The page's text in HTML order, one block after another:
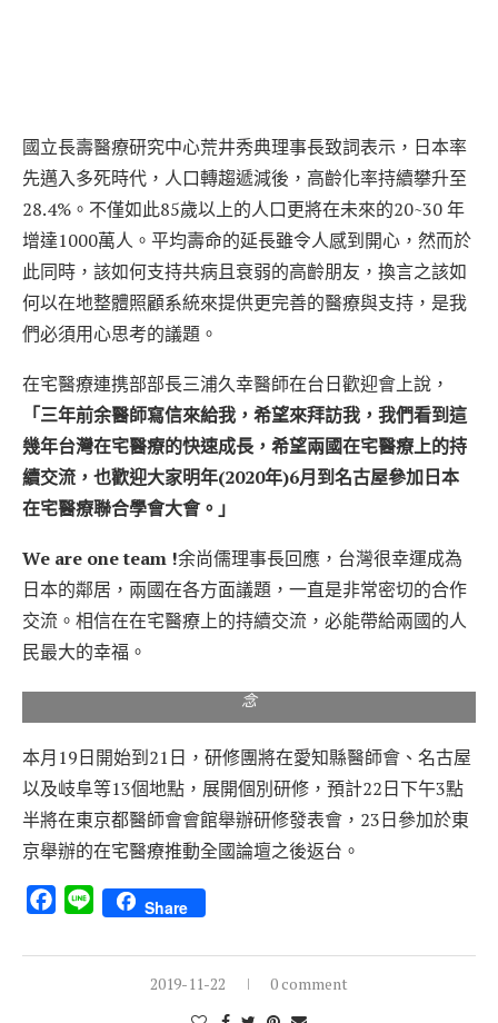
國立長壽醫療研究中心荒井秀典理事長致詞表示，日本率
先邁入多死時代，人口轉趨遞減後，高齡化率持續攀升至
28.4%。不僅如此85歲以上的人口更將在未來的20~30 年
增達1000萬人。平均壽命的延長雖令人感到開心，然而於
此同時，該如何支持共病且衰弱的高齡朋友，換言之該如
何以在地整體照顧系統來提供更完善的醫療與支持，是我
們必須用心思考的議題。
在宅醫療連携部部長三浦久幸醫師在台日歡迎會上說，
「三年前余醫師寫信來給我，希望來拜訪我，我們看到這
幾年台灣在宅醫療的快速成長，希望兩國在宅醫療上的持
續交流，也歡迎大家明年(2020年)6月到名古屋參加日本
在宅醫療聯合學會大會。」
We are one team !余尚儒理事長回應，台灣很幸運成為
日本的鄰居，兩國在各方面議題，一直是非常密切的合作
交流。相信在在宅醫療上的持續交流，必能帶給兩國的人
民最大的幸福。
念
本月19日開始到21日，研修團將在愛知縣醫師會、名古屋
以及岐阜等13個地點，展開個別研修，預計22日下午3點
半將在東京都醫師會會館舉辦研修發表會，23日參加於東
京舉辦的在宅醫療推動全國論壇之後返台。
Facebook
Line Share
2019-11-22 0 comment